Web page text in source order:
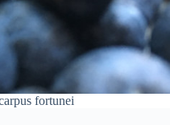
fortunei